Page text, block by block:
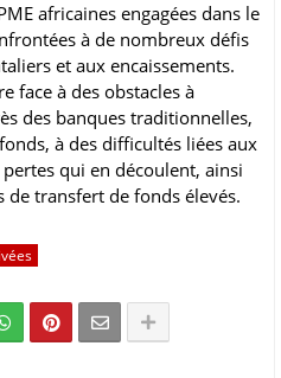
africaines engagées dans le
à de nombreux défis
et aux encaissements.
face à des obstacles à
des banques traditionnelles,
à des difficultés liées aux
qui en découlent, ainsi
de transfert de fonds élevés.